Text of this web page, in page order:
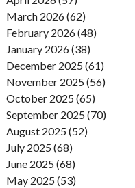
March 2026 (62)
February 2026 (48)
January 2026 (38)
December 2025 (61)
November 2025 (56)
October 2025 (65)
September 2025 (70)
August 2025 (52)
July 2025 (68)
June 2025 (68)
May 2025 (53)